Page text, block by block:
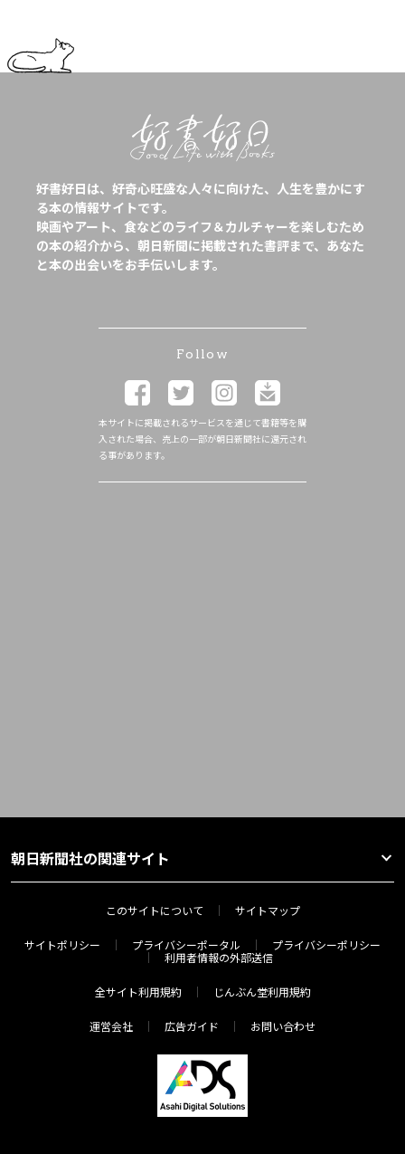
好書好日は、好奇心旺盛な人々に向けた、人生を豊かにす
る本の情報サイトです。
映画やアート、食などのライフ＆カルチャーを楽しむため
の本の紹介から、朝日新聞に掲載された書評まで、あなた
と本の出会いをお手伝いします。
Follow
本サイトに掲載されるサービスを通じて書籍等を購
入された場合、売上の一部が朝日新聞社に還元され
る事があります。
朝日新聞社の関連サイト
このサイトについて サイトマップ
サイトポリシー プライバシーポータル
プライバシーポリシー
利用者情報の外部送信
全サイト利用規約 じんぶん堂利用規約
運営会社 広告ガイド お問い合わせ